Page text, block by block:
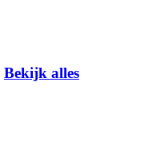
Bekijk alles